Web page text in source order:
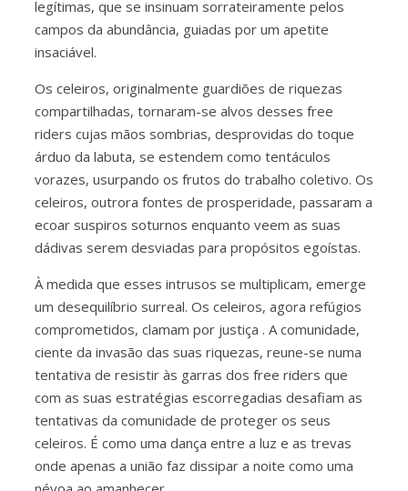
legítimas, que se insinuam sorrateiramente pelos
campos da abundância, guiadas por um apetite
insaciável.
Os celeiros, originalmente guardiões de riquezas
compartilhadas, tornaram-se alvos desses free
riders cujas mãos sombrias, desprovidas do toque
árduo da labuta, se estendem como tentáculos
vorazes, usurpando os frutos do trabalho coletivo. Os
celeiros, outrora fontes de prosperidade, passaram a
ecoar suspiros soturnos enquanto veem as suas
dádivas serem desviadas para propósitos egoístas.
À medida que esses intrusos se multiplicam, emerge
um desequilíbrio surreal. Os celeiros, agora refúgios
comprometidos, clamam por justiça . A comunidade,
ciente da invasão das suas riquezas, reune-se numa
tentativa de resistir às garras dos free riders que
com as suas estratégias escorregadias desafiam as
tentativas da comunidade de proteger os seus
celeiros. É como uma dança entre a luz e as trevas
onde apenas a união faz dissipar a noite como uma